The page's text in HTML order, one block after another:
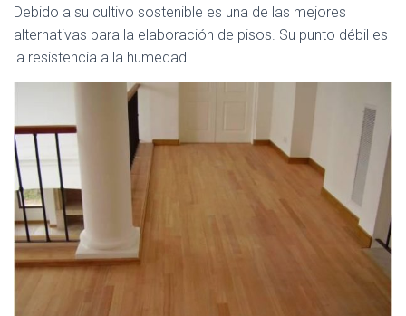
Debido a su cultivo sostenible es una de las mejores
alternativas para la elaboración de pisos. Su punto débil es
la resistencia a la humedad.